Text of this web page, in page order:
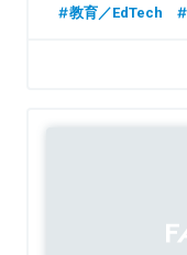
教育／EdTech